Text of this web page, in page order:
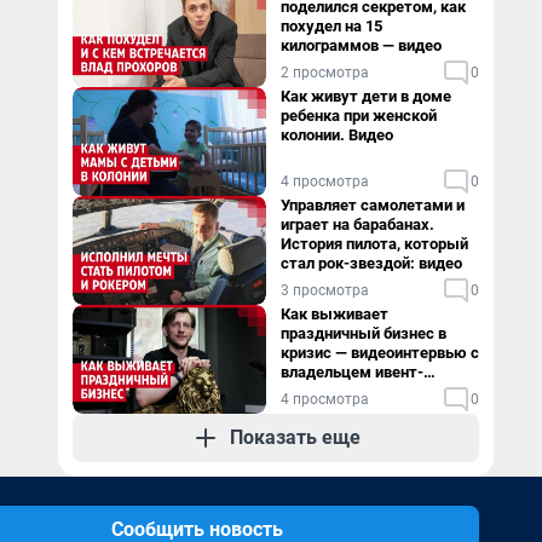
поделился секретом, как
похудел на 15
килограммов — видео
2 просмотра 0
Как живут дети в доме
ребенка при женской
колонии. Видео
4 просмотра 0
Управляет самолетами и
играет на барабанах.
История пилота, который
стал рок-звездой: видео
3 просмотра 0
Как выживает
праздничный бизнес в
кризис — видеоинтервью с
владельцем ивент-
агентства
4 просмотра 0
Показать еще
Сообщить новость